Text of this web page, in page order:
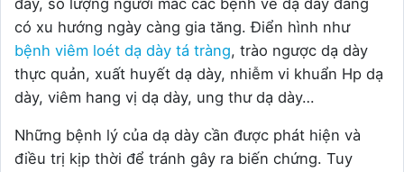
đây, số lượng người mắc các bệnh về dạ dày đang
có xu hướng ngày càng gia tăng. Điển hình như
bệnh viêm loét dạ dày tá tràng, trào ngược dạ dày
thực quản, xuất huyết dạ dày, nhiễm vi khuẩn Hp dạ
dày, viêm hang vị dạ dày, ung thư dạ dày…
Những bệnh lý của dạ dày cần được phát hiện và
điều trị kịp thời để tránh gây ra biến chứng. Tuy